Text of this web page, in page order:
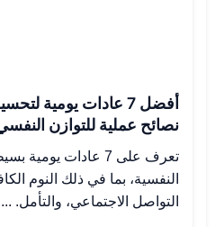
أفضل 7 عادات يومية
نصائح عملية للتوازن
تعرف على 7 عادات
النفسية، بما في ذلك النوم
التواصل الاجتماعي، والتأمل. ...